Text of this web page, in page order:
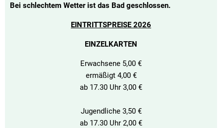
Bei schlechtem Wetter ist das Bad geschlossen.
EINTRITTSPREISE 2026
EINZELKARTEN
Erwachsene 5,00 €
ermäßigt 4,00 €
ab 17.30 Uhr 3,00 €
Jugendliche 3,50 €
ab 17.30 Uhr 2,00 €